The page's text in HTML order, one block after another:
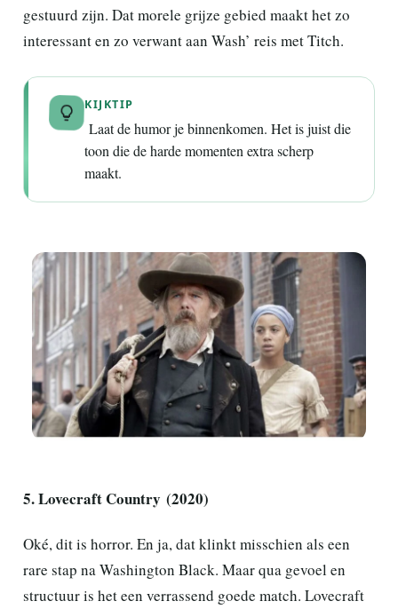
gestuurd zijn. Dat morele grijze gebied maakt het zo
interessant en zo verwant aan Wash’ reis met Titch.
KIJKTIP
Laat de humor je binnenkomen. Het is juist die
toon die de harde momenten extra scherp
maakt.
5. Lovecraft Country (2020)
Oké, dit is horror. En ja, dat klinkt misschien als een
rare stap na Washington Black. Maar qua gevoel en
structuur is het een verrassend goede match. Lovecraft